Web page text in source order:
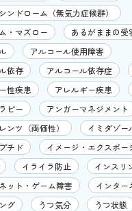
ンドローム（無気力症候群）
・マズロー
あるがままの受
アルコール使用障害
依存
アルコール依存症
性疾患
アレルギー疾患
ピー
アンガーマネジメント
ンツ（両価性）
イミダゾー
チド
イメージ・エクスポー
イライラ防止
インスリ
ット・ゲーム障害
インター
グ
うつ気分 うつ状態